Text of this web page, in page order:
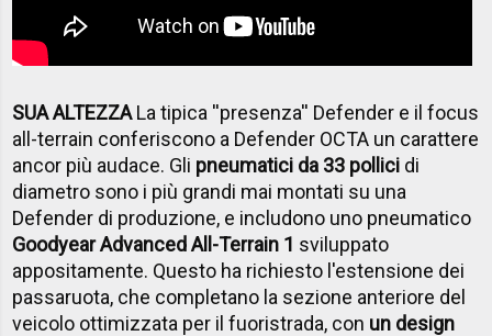
SUA ALTEZZALa tipica ''presenza'' Defender e il focus
all-terrain conferiscono a Defender OCTA un carattere
ancor più audace. Gli pneumatici da 33 pollici di
diametro sono i più grandi mai montati su una
Defender di produzione, e includono uno pneumatico
Goodyear Advanced All-Terrain 1 sviluppato
appositamente. Questo ha richiesto l'estensione dei
passaruota, che completano la sezione anteriore del
veicolo ottimizzata per il fuoristrada, con un design